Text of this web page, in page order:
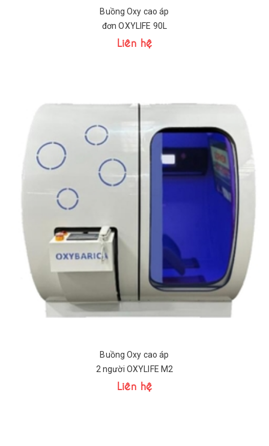
Buồng Oxy cao áp
đơn OXYLIFE 90L
Liên hệ
Buồng Oxy cao áp
2 người OXYLIFE M2
Liên hệ